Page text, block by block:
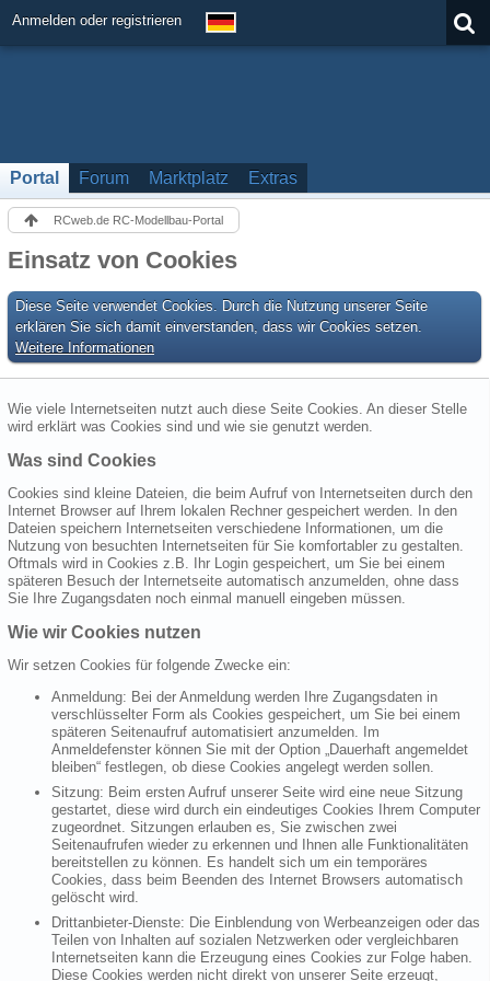
Anmelden oder registrieren
Portal Forum Marktplatz Extras
RCweb.de RC-Modellbau-Portal
Einsatz von Cookies
Diese Seite verwendet Cookies. Durch die Nutzung unserer Seite
erklären Sie sich damit einverstanden, dass wir Cookies setzen.
Weitere Informationen
Wie viele Internetseiten nutzt auch diese Seite Cookies. An dieser Stelle
wird erklärt was Cookies sind und wie sie genutzt werden.
Was sind Cookies
Cookies sind kleine Dateien, die beim Aufruf von Internetseiten durch den
Internet Browser auf Ihrem lokalen Rechner gespeichert werden. In den
Dateien speichern Internetseiten verschiedene Informationen, um die
Nutzung von besuchten Internetseiten für Sie komfortabler zu gestalten.
Oftmals wird in Cookies z.B. Ihr Login gespeichert, um Sie bei einem
späteren Besuch der Internetseite automatisch anzumelden, ohne dass
Sie Ihre Zugangsdaten noch einmal manuell eingeben müssen.
Wie wir Cookies nutzen
Wir setzen Cookies für folgende Zwecke ein:
Anmeldung: Bei der Anmeldung werden Ihre Zugangsdaten in
verschlüsselter Form als Cookies gespeichert, um Sie bei einem
späteren Seitenaufruf automatisiert anzumelden. Im
Anmeldefenster können Sie mit der Option „Dauerhaft angemeldet
bleiben“ festlegen, ob diese Cookies angelegt werden sollen.
Sitzung: Beim ersten Aufruf unserer Seite wird eine neue Sitzung
gestartet, diese wird durch ein eindeutiges Cookies Ihrem Computer
zugeordnet. Sitzungen erlauben es, Sie zwischen zwei
Seitenaufrufen wieder zu erkennen und Ihnen alle Funktionalitäten
bereitstellen zu können. Es handelt sich um ein temporäres
Cookies, dass beim Beenden des Internet Browsers automatisch
gelöscht wird.
Drittanbieter-Dienste: Die Einblendung von Werbeanzeigen oder das
Teilen von Inhalten auf sozialen Netzwerken oder vergleichbaren
Internetseiten kann die Erzeugung eines Cookies zur Folge haben.
Diese Cookies werden nicht direkt von unserer Seite erzeugt,